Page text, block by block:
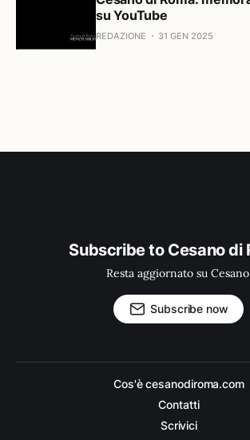
su YouTube
REDAZIONE 31 GEN 2025
Subscribe to Cesano di
Resta aggiornato su
Subscribe now
Cos'è cesanodiroma.com
Contatti
Scrivici